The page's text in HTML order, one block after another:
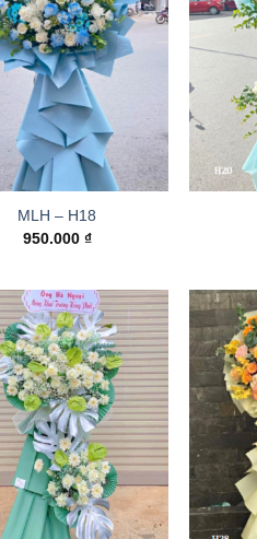
MLH – H18
950.000 ₫